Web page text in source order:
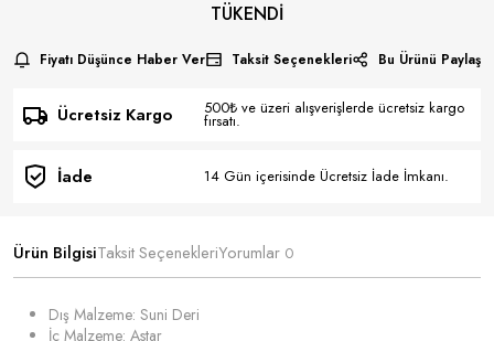
TÜKENDI
Fiyatı Düşünce Haber Ver Taksit Seçenekleri Bu Ürünü Paylaş
Ücretsiz Kargo 500₺ ve üzeri alışverişlerde ücretsiz kargo
fırsatı.
İade 14 Gün içerisinde Ücretsiz İade İmkanı.
Ürün BilgisiTaksit SeçenekleriYorumlar 0
Dış Malzeme: Suni Deri
İç Malzeme: Astar